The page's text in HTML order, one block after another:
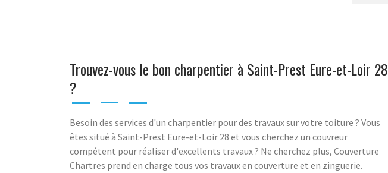
Trouvez-vous le bon charpentier à Saint-Prest Eure-et-Loir 28
?
Besoin des services d'un charpentier pour des travaux sur votre toiture ? Vous
êtes situé à Saint-Prest Eure-et-Loir 28 et vous cherchez un couvreur
compétent pour réaliser d'excellents travaux ? Ne cherchez plus, Couverture
Chartres prend en charge tous vos travaux en couverture et en zinguerie.